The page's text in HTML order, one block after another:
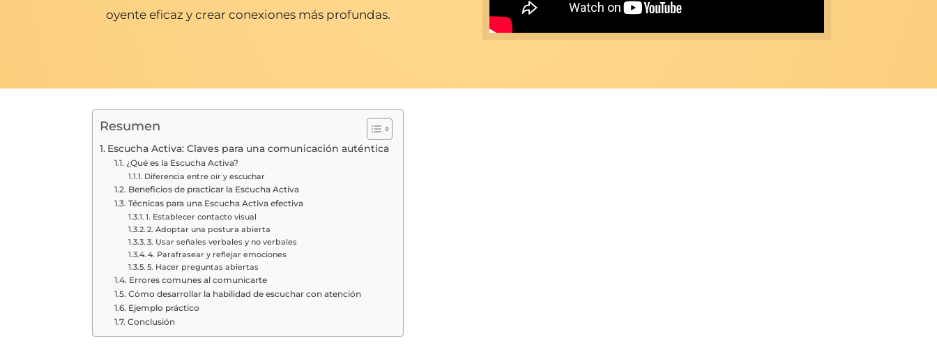
oyente eficaz y crear conexiones más profundas.
Resumen
Escucha Activa: Claves para una comunicación auténtica
¿Qué es la Escucha Activa?
Diferencia entre oír y escuchar
Beneficios de practicar la Escucha Activa
Técnicas para una Escucha Activa efectiva
1. Establecer contacto visual
2. Adoptar una postura abierta
3. Usar señales verbales y no verbales
4. Parafrasear y reflejar emociones
5. Hacer preguntas abiertas
Errores comunes al comunicarte
Cómo desarrollar la habilidad de escuchar con atención
Ejemplo práctico
Conclusión